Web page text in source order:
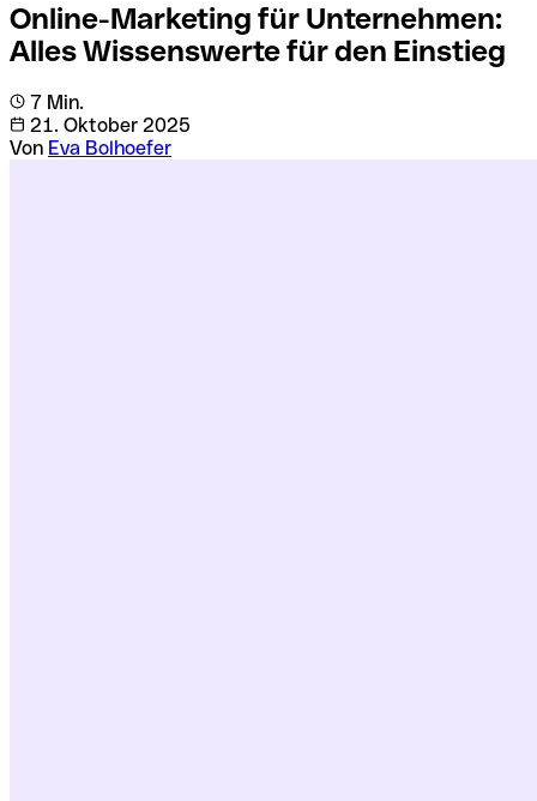
Online-Marketing für Unternehmen:
Alles Wissenswerte für den Einstieg
7 Min.
21. Oktober 2025
Von Eva Bolhoefer